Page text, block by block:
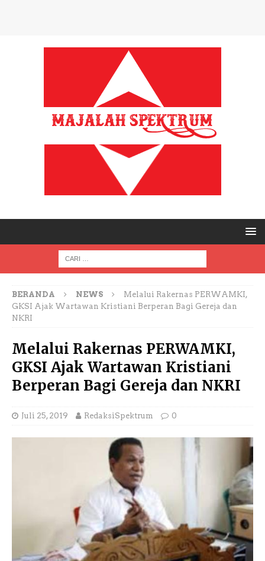
BERANDA NEWS
Melalui Rakernas PERWAMKI,
GKSI Ajak Wartawan Kristiani Berperan Bagi Gereja dan
NKRI
Melalui Rakernas PERWAMKI,
GKSI Ajak Wartawan Kristiani
Berperan Bagi Gereja dan NKRI
Juli 25, 2019 RedaksiSpektrum 0